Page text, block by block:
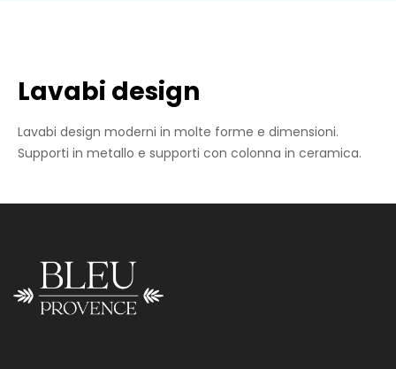
Lavabi design
Lavabi design moderni in molte forme e dimensioni.
Supporti in metallo e supporti con colonna in ceramica.